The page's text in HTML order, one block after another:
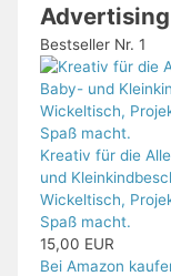
Advertising
Bestseller Nr. 1
Kreativ für die
und
Wickeltisch,
Spaß macht.
15,00 EUR
Bei Amazon